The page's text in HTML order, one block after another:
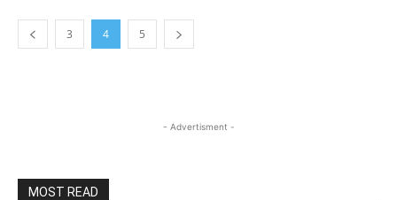
3 4 5
- Advertisment -
MOST READ